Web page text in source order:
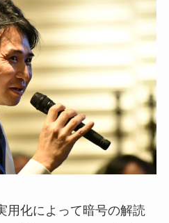
用化によって暗号の解読